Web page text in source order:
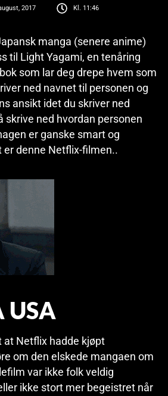
2017 Kl. 11:46
manga (senere anime)
til Light Yagami, en tenåring
som lar deg drepe hvem som
ned navnet til personen og
ansikt idet du skriver ned
skrive ned hvordan personen
er ganske smart og
er denne Netflix-filmen..
USA
at Netflix hadde kjøpt
om den elskede mangaen om
var ikke folk veldig
ikke stort mer begeistret når